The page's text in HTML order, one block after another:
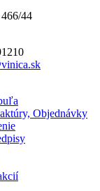
44
Objednávky